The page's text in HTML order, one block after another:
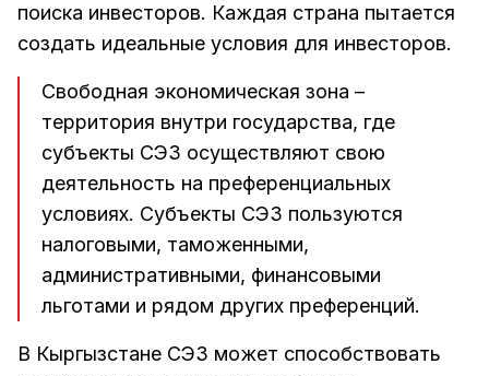
поиска инвесторов. Каждая страна пытается
создать идеальные условия для инвесторов.
Свободная экономическая зона –
территория внутри государства, где
субъекты СЭЗ осуществляют свою
деятельность на преференциальных
условиях. Субъекты СЭЗ пользуются
налоговыми, таможенными,
административными, финансовыми
льготами и рядом других преференций.
В Кыргызстане СЭЗ может способствовать